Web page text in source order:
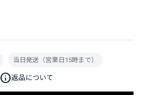
当日発送（営業日15時まで）
info返品について